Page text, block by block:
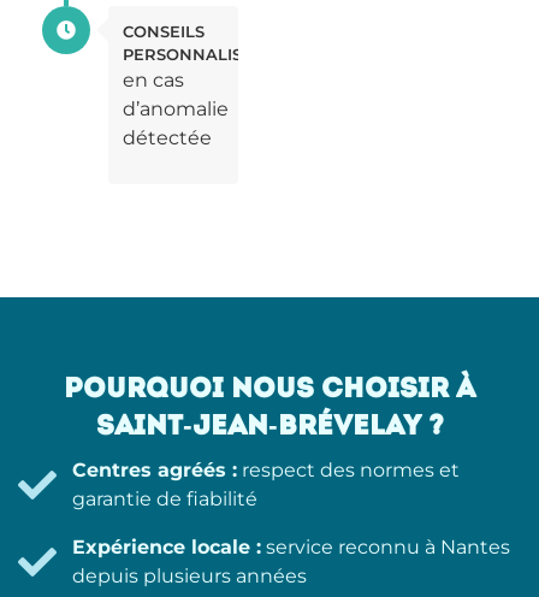
CONSEILS
PERSONNALISÉS
en cas
d’anomalie
détectée
POURQUOI NOUS CHOISIR À
SAINT-JEAN-BRÉVELAY ?
Centres agréés : respect des normes et
garantie de fiabilité
Expérience locale : service reconnu à Nantes
depuis plusieurs années